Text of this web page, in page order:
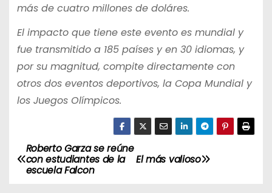
más de cuatro millones de doláres.
El impacto que tiene este evento es mundial y
fue transmitido a 185 países y en 30 idiomas, y
por su magnitud, compite directamente con
otros dos eventos deportivos, la Copa Mundial y
los Juegos Olímpicos.
N
a
El más valioso
Roberto Garza se reúne
con estudiantes de la
escuela Falcon